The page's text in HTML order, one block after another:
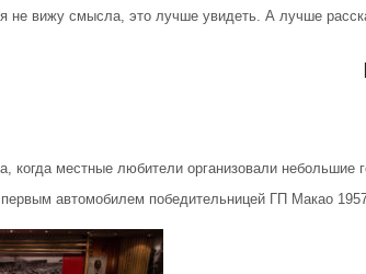
не вижу смысла, это лучше увидеть. А лучше
когда местные любители организовали
автомобилем победительницей ГП Макао